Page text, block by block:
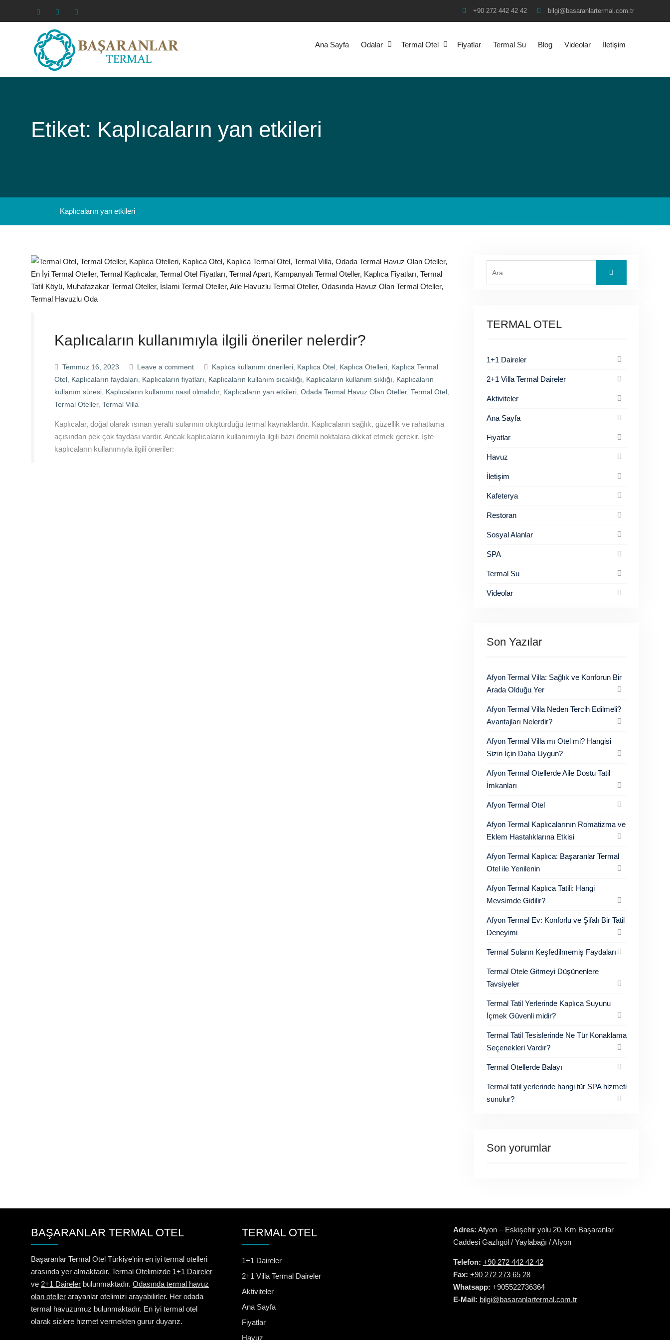
+90 272 442 42 42 bilgi@basaranlartermal.com.tr
FacebookInstagramYoutube
Ana Sayfa Odalar Termal Otel Fiyatlar Termal Su Blog Videolar İletişim
Etiket: Kaplıcaların yan etkileri
Kaplıcaların yan etkileri
Kaplıcaların kullanımıyla ilgili öneriler nelerdir?
Temmuz 16, 2023 Leave a comment Kaplıca kullanımı önerileri Kaplıca Otel Kaplıca Otelleri Kaplıca Termal
Otel Kaplıcaların faydaları Kaplıcaların fiyatları Kaplıcaların kullanım sıcaklığı Kaplıcaların kullanım sıklığı
Kaplıcaların
kullanım süresi Kaplıcaların kullanımı nasıl olmalıdır, Kaplıcaların yan etkileri Odada Termal Havuz Olan Oteller, Termal Otel
Termal Oteller, Termal Villa
Kaplıcalar, doğal olarak ısınan yeraltı sularının oluşturduğu termal kaynaklardır. Kaplıcaların sağlık, güzellik ve rahatlama
açısından pek çok faydası vardır. Ancak kaplıcaların kullanımıyla ilgili bazı önemli noktalara dikkat etmek gerekir. İşte
kaplıcaların kullanımıyla ilgili öneriler:
TERMAL OTEL
1+1 Daireler
2+1 Villa Termal Daireler
Aktiviteler
Ana Sayfa
Fiyatlar
Havuz
İletişim
Kafeterya
Restoran
Sosyal Alanlar
SPA
Termal Su
Videolar
Son Yazılar
Afyon Termal Villa: Sağlık ve Konforun Bir
Arada Olduğu Yer
Afyon Termal Villa Neden Tercih Edilmeli?
Avantajları Nelerdir?
Afyon Termal Villa mı Otel mi? Hangisi
Sizin İçin Daha Uygun?
Afyon Termal Otellerde Aile Dostu Tatil
İmkanları
Afyon Termal Otel
Afyon Termal Kaplıcalarının Romatizma ve
Eklem Hastalıklarına Etkisi
Afyon Termal Kaplıca: Başaranlar Termal
Otel ile Yenilenin
Afyon Termal Kaplıca Tatili: Hangi
Mevsimde Gidilir?
Afyon Termal Ev: Konforlu ve Şifalı Bir Tatil
Deneyimi
Termal Suların Keşfedilmemiş Faydaları
Termal Otele Gitmeyi Düşünenlere
Tavsiyeler
Termal Tatil Yerlerinde Kaplıca Suyunu
İçmek Güvenli midir?
Termal Tatil Tesislerinde Ne Tür Konaklama
Seçenekleri Vardır?
Termal Otellerde Balayı
Termal tatil yerlerinde hangi tür SPA hizmeti
sunulur?
Son yorumlar
BAŞARANLAR TERMAL OTEL
Başaranlar Termal Otel Türkiye’nin en iyi termal otelleri
arasında yer almaktadır. Termal Otelimizde 1+1 Daireler
ve 2+1 Daireler bulunmaktadır. Odasında termal havuz
olan oteller arayanlar otelimizi arayabilirler. Her odada
termal havuzumuz bulunmaktadır. En iyi termal otel
olarak sizlere hizmet vermekten gurur duyarız.
TERMAL OTEL
1+1 Daireler
2+1 Villa Termal Daireler
Aktiviteler
Ana Sayfa
Fiyatlar
Havuz
Adres: Afyon – Eskişehir yolu 20. Km Başaranlar
Caddesi Gazlıgöl / Yaylabağı / Afyon
Telefon: +90 272 442 42 42
Fax: +90 272 273 65 28
Whatsapp: +905522736364
E-Mail: bilgi@basaranlartermal.com.tr